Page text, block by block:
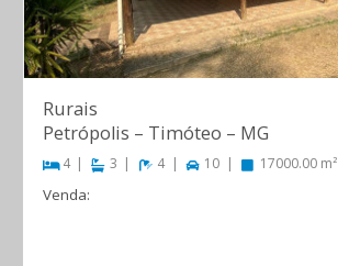
Rurais
Petrópolis – Timóteo – MG
4 3 4 10 17000.00 m²
Venda: